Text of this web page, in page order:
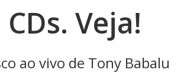
Veja!
ao vivo de Tony Babalu